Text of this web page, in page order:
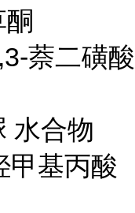
萘二磺酸
水合物
甲基丙酸